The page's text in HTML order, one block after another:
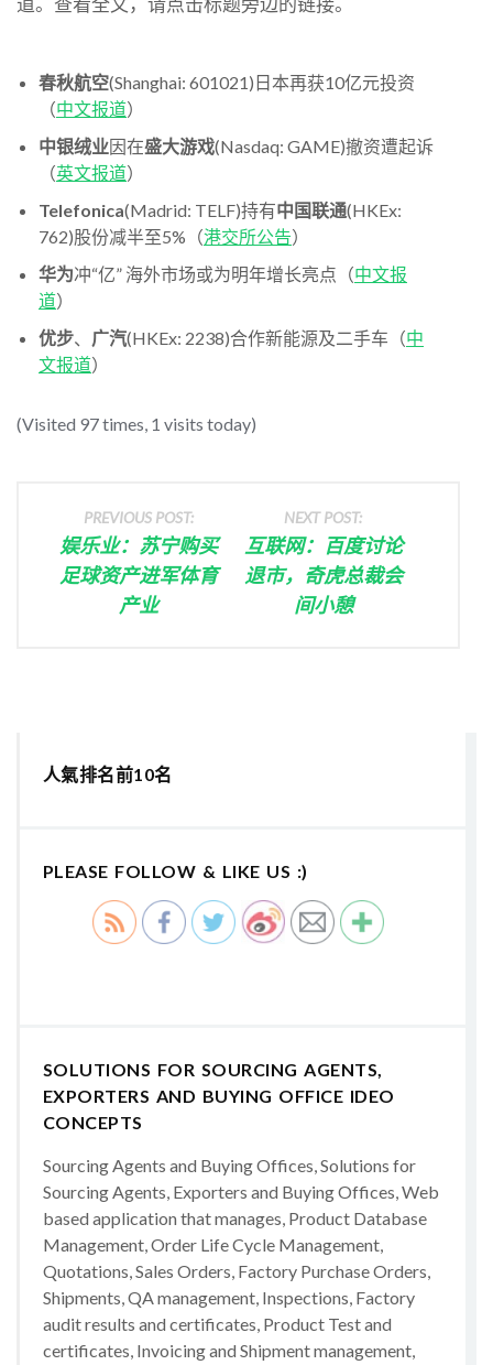
春秋航空(Shanghai: 601021)日本再获10亿元投资
（中文报道）
中银绒业因在盛大游戏(Nasdaq: GAME)撤资遭起诉
（英文报道）
Telefonica(Madrid: TELF)持有中国联通(HKEx:
762)股份减半至5%（港交所公告）
华为冲“亿” 海外市场或为明年增长亮点（中文报
道）
优步、 广汽(HKEx: 2238)合作新能源及二手车（中
文报道）
(Visited 97 times, 1 visits today)
PREVIOUS POST:
娱乐业：苏宁购买
足球资产进军体育
产业
NEXT POST:
互联网：百度讨论
退市，奇虎总裁会
间小憩
人氣排名前10名
PLEASE FOLLOW & LIKE US :)
SOLUTIONS FOR SOURCING AGENTS,
EXPORTERS AND BUYING OFFICE IDEO
CONCEPTS
Sourcing Agents and Buying Offices, Solutions for
Sourcing Agents, Exporters and Buying Offices, Web
based application that manages, Product Database
Management, Order Life Cycle Management,
Quotations, Sales Orders, Factory Purchase Orders,
Shipments, QA management, Inspections, Factory
audit results and certificates, Product Test and
certificates, Invoicing and Shipment management,